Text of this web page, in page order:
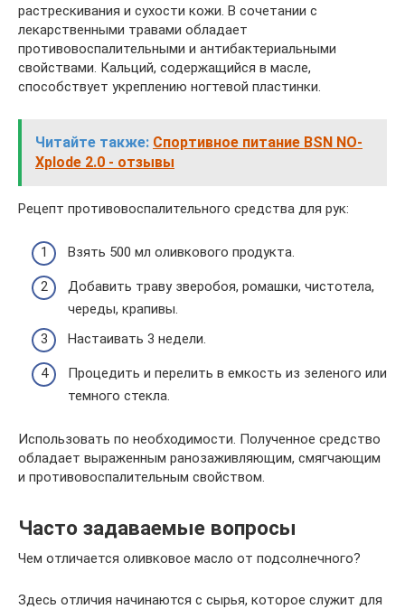
растрескивания и сухости кожи. В сочетании с
лекарственными травами обладает
противовоспалительными и антибактериальными
свойствами. Кальций, содержащийся в масле,
способствует укреплению ногтевой пластинки.
Читайте также: Спортивное питание BSN NO-
Xplode 2.0 - отзывы
Рецепт противовоспалительного средства для рук:
Взять 500 мл оливкового продукта.
Добавить траву зверобоя, ромашки, чистотела,
череды, крапивы.
Настаивать 3 недели.
Процедить и перелить в емкость из зеленого или
темного стекла.
Использовать по необходимости. Полученное средство
обладает выраженным ранозаживляющим, смягчающим
и противовоспалительным свойством.
Часто задаваемые вопросы
Чем отличается оливковое масло от подсолнечного?
Здесь отличия начинаются с сырья, которое служит для